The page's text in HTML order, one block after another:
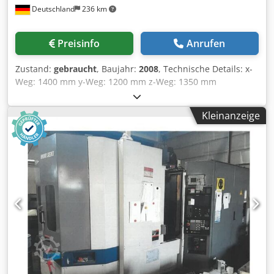
Deutschland 236 km
Preisinfo Anrufen
Zustand: gebraucht, Baujahr: 2008, Technische Details: x-
Weg: 1400 mm y-Weg: 1200 mm z-Weg: 1350 mm
Steuerung: MSX- 701 Mapps III Tischaufspannfläche: 800 x
800 mm Eilgang: 50 m/min Tisch drehbar: 360.000 x 0,001
B-Achse ° Tischbelastung: 2,0 t Anzahl der Paletten: 2
Drehzahlbereich: 8000 1/min Antriebsleistung -
Frässpindel: 37 kW Anzahl der Werkzeuge im Magazin: 60
Stück Werkzeugaufnahme: HSK-A 100 Gewicht: 31 t
Abmessungen L x B x H: 5,9 x 3,48 x 3,68 m 4- Achsen-
horizontales Bearbeitungszentrum in hervorragendem
Zustand Ausstattung: - Kühlmittel durch die Spindel 70 bar
Knoll & Filteranlage - Werkzeugspindel mit Plananlage -
Zylindrische- Interpolation - Konus/ Spiral- Interpolation -
synchron. Gewindebohren und Fräsen - Späneförderer +
Concept 2000 Crjdpfx Aiowi Ibujdsf - elektrostatische
Ölnebel- Absauganlage LTA - elektronisches Handrad -
Kleinanzeige